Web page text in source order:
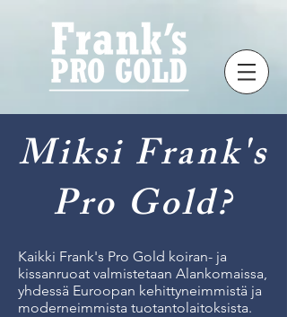
Miksi Frank's
Pro Gold?
Kaikki Frank's Pro Gold koiran- ja
kissanruoat valmistetaan Alankomaissa,
yhdessä Euroopan kehittyneimmistä ja
moderneimmista tuotantolaitoksista.